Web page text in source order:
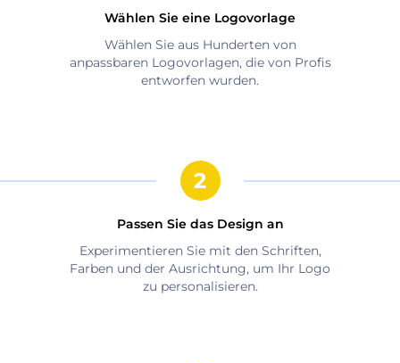
Wählen Sie eine Logovorlage
Wählen Sie aus Hunderten von
anpassbaren Logovorlagen, die von Profis
entworfen wurden.
Passen Sie das Design an
Experimentieren Sie mit den Schriften,
Farben und der Ausrichtung, um Ihr Logo
zu personalisieren.